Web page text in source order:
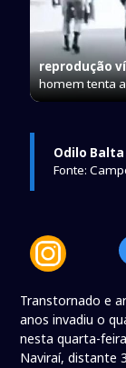
reprodução
homem tenta
Odilo Balta
Fonte:
Transtornado e
anos invadiu o
nesta quarta-
Naviraí, distante